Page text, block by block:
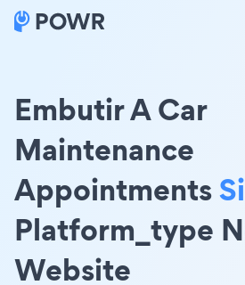
Embutir A Car
Maintenance
Appointments
Platform_type
Website